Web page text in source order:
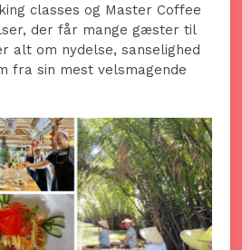
classes og Master Coffee
der får mange gæster til
alt om nydelse, sanselighed
fra sin mest velsmagende